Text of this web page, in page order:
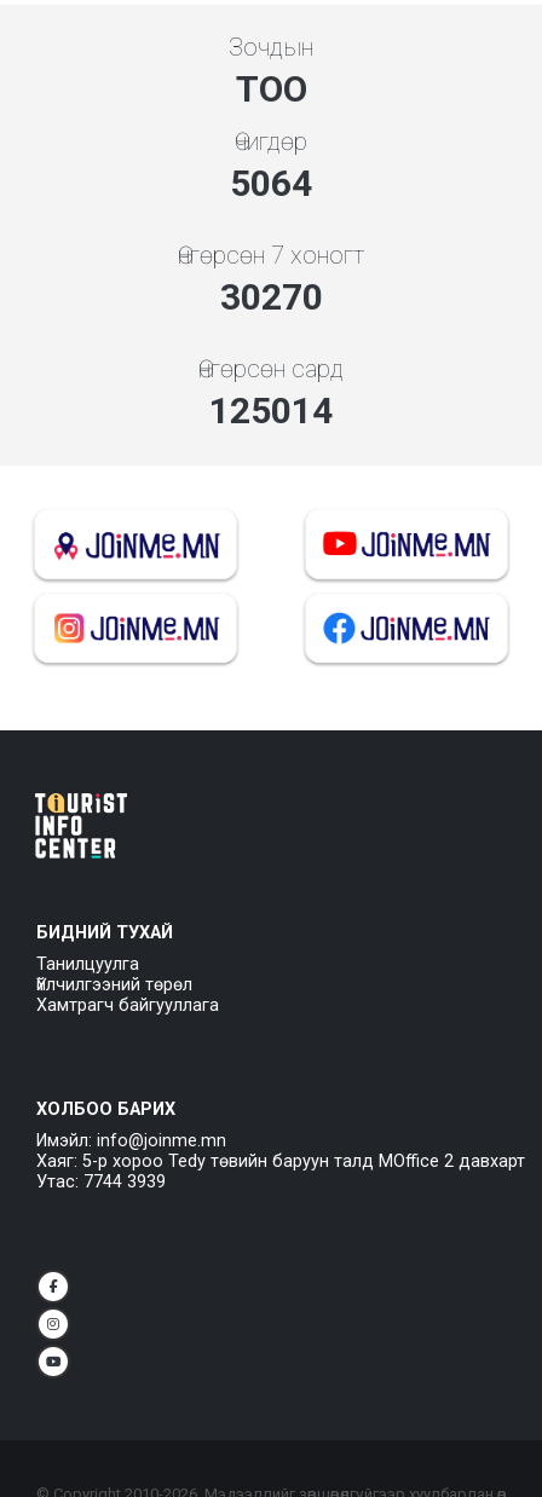
Зочдын
ТОО
Өчигдөр
5648
Өнгөрсөн 7 хоногт
33763
Өнгөрсөн сард
139439
БИДНИЙ ТУХАЙ
Танилцуулга
Үйлчилгээний төрөл
Хамтрагч байгууллага
ХОЛБОО БАРИХ
Имэйл: info@joinme.mn
Хаяг: 5-р хороо Tedy төвийн баруун талд MOffice 2 давхарт
Утас: 7744 3939